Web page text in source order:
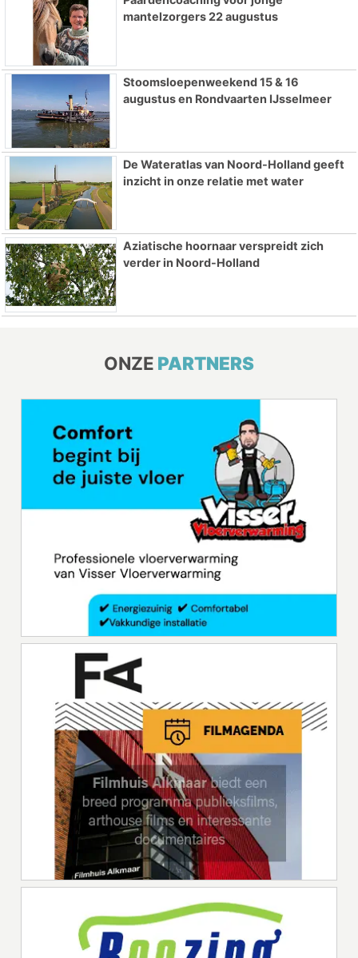
mantelzorgers 22 augustus
Stoomsloepenweekend 15 & 16
augustus en Rondvaarten IJsselmeer
De Wateratlas van Noord-Holland geeft
inzicht in onze relatie met water
Aziatische hoornaar verspreidt zich
verder in Noord-Holland
ONZE PARTNERS